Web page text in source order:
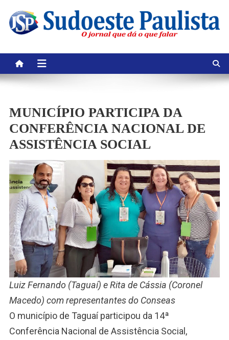
content
MUNICÍPIO PARTICIPA DA
CONFERÊNCIA NACIONAL DE
ASSISTÊNCIA SOCIAL
Luiz Fernando (Taguaí) e Rita de Cássia (Coronel
Macedo) com representantes do Conseas
O município de Taguaí participou da 14ª
Conferência Nacional de Assistência Social,